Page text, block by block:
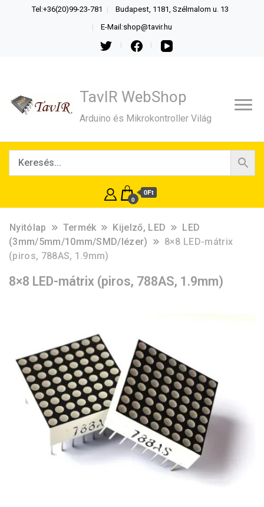
Tel:+36(20)99-23-781 Budapest, 1181, Szélmalom u. 13
E-Mail:shop@tavir.hu
TavIR WebShop
Arduino és Mikrokontroller Világ
0
0Ft
Nyitólap Termék Kijelző, LED
LED
(3mm/5mm/10mm/SMD/lézer)
8×8 LED-mátrix
(piros, 788AS, 1.9mm)
8×8 LED-mátrix (piros, 788AS, 1.9mm)